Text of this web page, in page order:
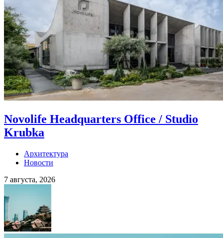
Novolife Headquarters Office / Studio
Krubka
Архитектура
Новости
7 августа, 2026